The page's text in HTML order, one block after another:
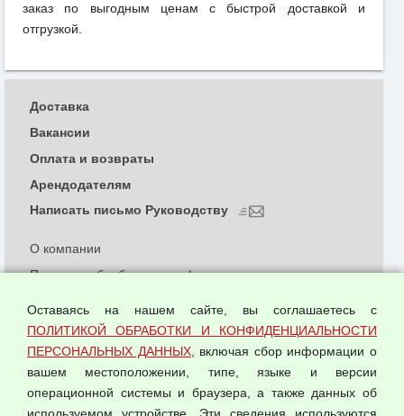
заказ по выгодным ценам с быстрой доставкой и
отгрузкой.
О компании
Политика обработки и конфиденциальности
Согласием на обработку персональных данных
Оферта оптовой купли-продажи
Публичная оферта
Доставка
Вакансии
Оплата и возвраты
Арендодателям
Написать письмо Руководству
Оставаясь на нашем сайте, вы соглашаетесь с
ПОЛИТИКОЙ ОБРАБОТКИ И КОНФИДЕНЦИАЛЬНОСТИ
ПЕРСОНАЛЬНЫХ ДАННЫХ, включая сбор информации о
вашем местоположении, типе, языке и версии
операционной системы и браузера, а также данных об